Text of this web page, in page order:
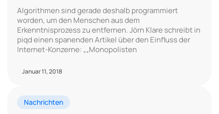
Algorithmen sind gerade deshalb programmiert
worden, um den Menschen aus dem
Erkenntnisprozess zu entfernen. Jörn Klare schreibt in
piqd einen spanenden Artikel über den Einfluss der
Internet-Konzerne: „„Monopolisten
Januar 11, 2018
Nachrichten